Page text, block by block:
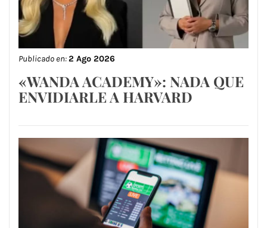
Publicado en:2 Ago 2026
«WANDA ACADEMY»: NADA QUE
ENVIDIARLE A HARVARD